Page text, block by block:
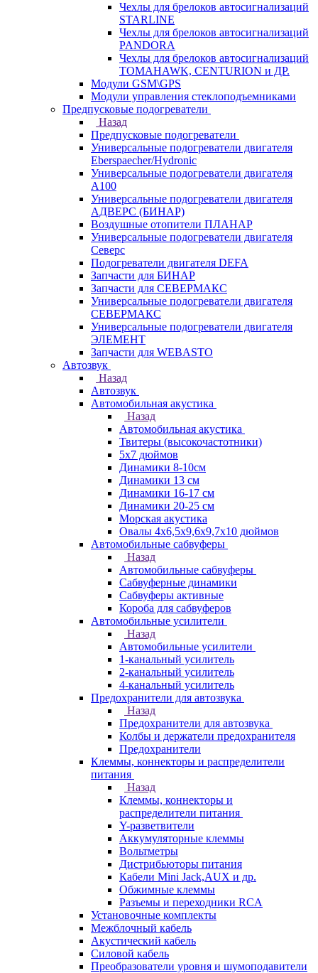
Чехлы для брелоков автосигнализаций
STARLINE
Чехлы для брелоков автосигнализаций
PANDORA
Чехлы для брелоков автосигнализаций
TOMAHAWK, CENTURION и ДР.
Модули GSM\GPS
Модули управления стеклоподъемниками
Предпусковые подогреватели
Назад
Предпусковые подогреватели
Универсальные подогреватели двигателя
Eberspaecher/Hydronic
Универсальные подогреватели двигателя
A100
Универсальные подогреватели двигателя
АДВЕРС (БИНАР)
Воздушные отопители ПЛАНАР
Универсальные подогреватели двигателя
Северс
Подогреватели двигателя DEFA
Запчасти для БИНАР
Запчасти для СЕВЕРМАКС
Универсальные подогреватели двигателя
СЕВЕРМАКС
Универсальные подогреватели двигателя
ЭЛЕМЕНТ
Запчасти для WEBASTO
Автозвук
Назад
Автозвук
Автомобильная акустика
Назад
Автомобильная акустика
Твитеры (высокочастотники)
5x7 дюймов
Динамики 8-10см
Динамики 13 см
Динамики 16-17 см
Динамики 20-25 см
Морская акустика
Овалы 4х6,5х9,6x9,7х10 дюймов
Автомобильные сабвуферы
Назад
Автомобильные сабвуферы
Сабвуферные динамики
Сабвуферы активные
Короба для сабвуферов
Автомобильные усилители
Назад
Автомобильные усилители
1-канальный усилитель
2-канальный усилитель
4-канальный усилитель
Предохранители для автозвука
Назад
Предохранители для автозвука
Колбы и держатели предохранителя
Предохранители
Клеммы, коннекторы и распределители
питания
Назад
Клеммы, коннекторы и
распределители питания
Y-разветвители
Аккумуляторные клеммы
Вольтметры
Дистрибьюторы питания
Кабели Mini Jack,AUX и др.
Обжимные клеммы
Разъемы и переходники RCA
Установочные комплекты
Межблочный кабель
Акустический кабель
Силовой кабель
Преобразователи уровня и шумоподавители